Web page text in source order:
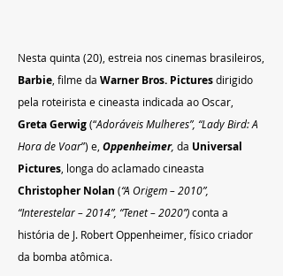
Nesta quinta (20), estreia nos cinemas brasileiros,
Barbie filme da Warner Bros. Pictures dirigido
pela roteirista e cineasta indicada ao Oscar,
Greta Gerwig (“Adoráveis Mulheres”, “Lady Bird: A
Hora de Voar”) e, Oppenheimer, da Universal
Pictures , longa do aclamado cineasta
Christopher Nolan (“A Origem – 2010”,
“Interestelar – 2014”, “Tenet – 2020”) conta a
história de J. Robert Oppenheimer, físico criador
da bomba atômica.